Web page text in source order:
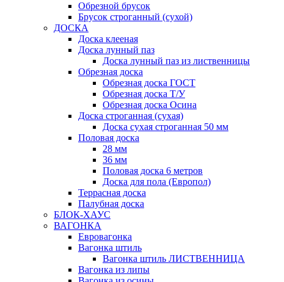
Обрезной брусок
Брусок строганный (сухой)
ДОСКА
Доска клееная
Доска лунный паз
Доска лунный паз из лиственницы
Обрезная доска
Обрезная доска ГОСТ
Обрезная доска Т/У
Обрезная доска Осина
Доска строганная (сухая)
Доска сухая строганная 50 мм
Половая доска
28 мм
36 мм
Половая доска 6 метров
Доска для пола (Европол)
Террасная доска
Палубная доска
БЛОК-ХАУС
ВАГОНКА
Евровагонка
Вагонка штиль
Вагонка штиль ЛИСТВЕННИЦА
Вагонка из липы